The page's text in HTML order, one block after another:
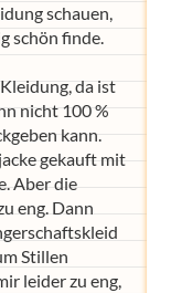
schauen,
schön finde.
da ist
nicht 100 %
kann.
gekauft mit
Aber die
eng. Dann
Stillen
leider zu eng,